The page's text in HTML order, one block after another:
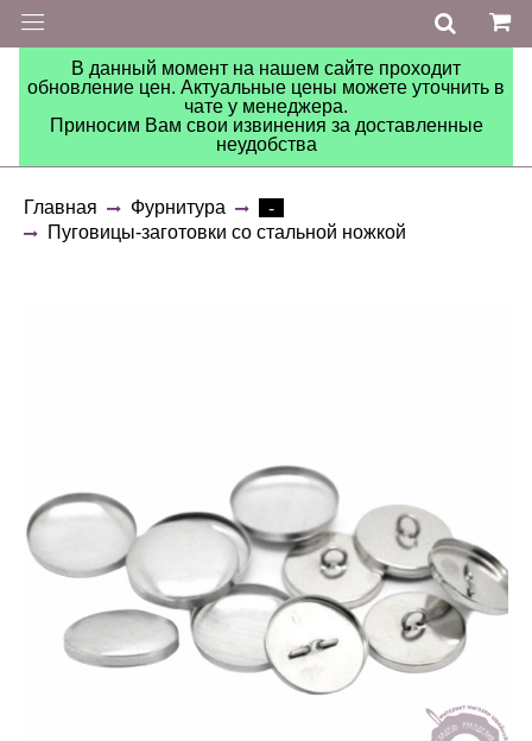
В данный момент на нашем сайте проходит
обновление цен. Актуальные цены можете уточнить в
чате у менеджера.
Приносим Вам свои извинения за доставленные
неудобства
Главная Фурнитура
-
Пуговицы-заготовки со стальной ножкой